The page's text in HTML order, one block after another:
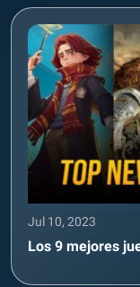
Jul 10, 2023
Los 9 mejores